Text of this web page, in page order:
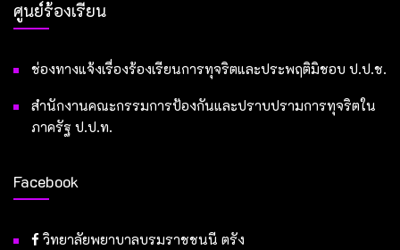
ศูนย์ร้องเรียน
ช่องทางแจ้งเรื่องร้องเรียนการทุจริตและประพฤติมิชอบ ป.ป.ช.
สำนักงานคณะกรรมการป้องกันและปราบปรามการทุจริตใน
ภาครัฐ ป.ป.ท.
Facebook
วิทยาลัยพยาบาลบรมราชชนนี ตรัง